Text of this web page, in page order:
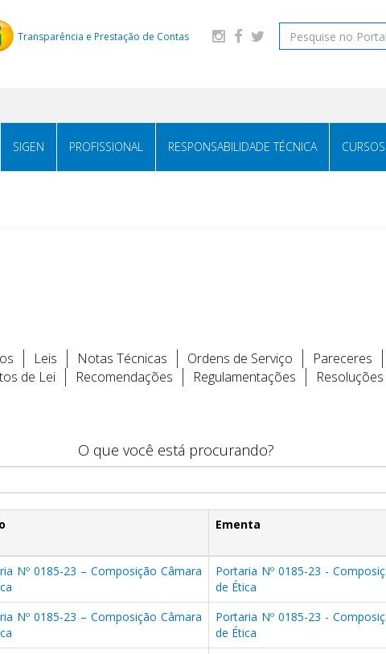
Transparência e Prestação de Contas
SIGEN PROFISSIONAL RESPONSABILIDADE TÉCNICA CURSOS
Leis Notas Técnicas Ordens de Serviço Pareceres
de Lei
Recomendações Regulamentações Resoluções
O que você está procurando?
Ementa
Nº 0185-23 – Composição Câmara
Portaria Nº 0185-23 -
de Ética
Nº 0185-23 – Composição Câmara
Portaria Nº 0185-23 -
de Ética